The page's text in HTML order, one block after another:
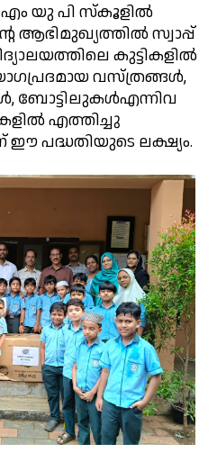
എം യു പി സ്കൂളിൽ
ആഭിമുഖ്യത്തിൽ സ്വാപ്പ്
കുട്ടികളിൽ
വസ്ത്രങ്ങൾ,
ബോട്ടിലുകൾഎന്നിവ
എത്തിച്ചു
പദ്ധതിയുടെ ലക്ഷ്യം.